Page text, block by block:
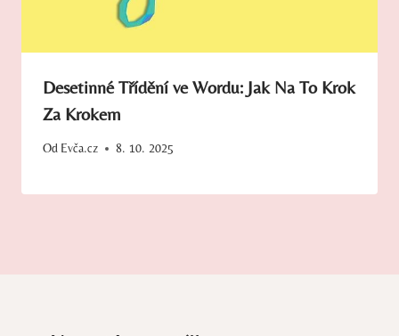
Desetinné Třídění ve Wordu: Jak Na To Krok
Za Krokem
Od Evča.cz 8. 10. 2025